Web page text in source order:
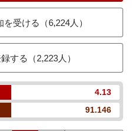
受ける（6,224人）
する（2,223人）
4.13
91.146